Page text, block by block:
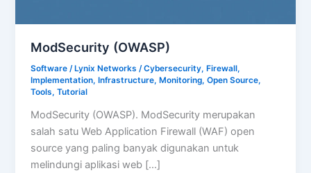
ModSecurity (OWASP)
Software / Lynix Networks/Cybersecurity, Firewall,
Implementation, Infrastructure, Monitoring,Open Source,
Tools,Tutorial
ModSecurity (OWASP). ModSecurity merupakan
salah satu Web Application Firewall (WAF) open
source yang paling banyak digunakan untuk
melindungi aplikasi web […]